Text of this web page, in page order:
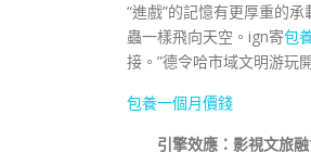
“進戲”的記憶有更厚重的承
蟲一樣飛向天空。ign寄包
接。”德令哈市域文明游玩
包養一個月價錢
引擎效應：影視文旅